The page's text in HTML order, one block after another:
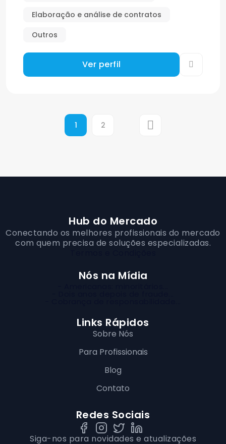
Elaboração e análise de contratos
Outros
Ver perfil
1 2
Hub do Mercado
Conectando os melhores profissionais do mercado
com quem precisa de soluções especializadas.
Nós na Mídia
Links Rápidos
Sobre Nós
Para Profissionais
Blog
Contato
Redes Sociais
Siga-nos para novidades e atualizações